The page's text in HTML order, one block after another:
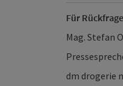
Für
Mag. Stefan
dm drogerie